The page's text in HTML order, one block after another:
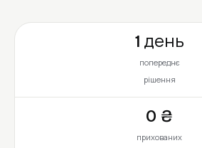
1 день
попереднє
рішення
0 ₴
прихованих